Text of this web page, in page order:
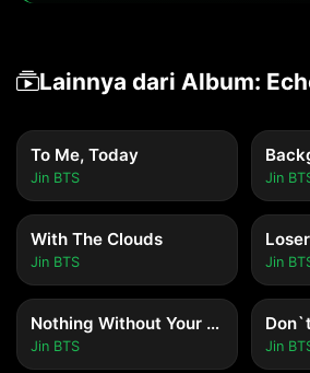
Lainnya dari Album:
To Me, Today
Jin BTS Jin
With The Clouds
Jin BTS Jin
Nothing Without Your Love
Jin BTS Jin